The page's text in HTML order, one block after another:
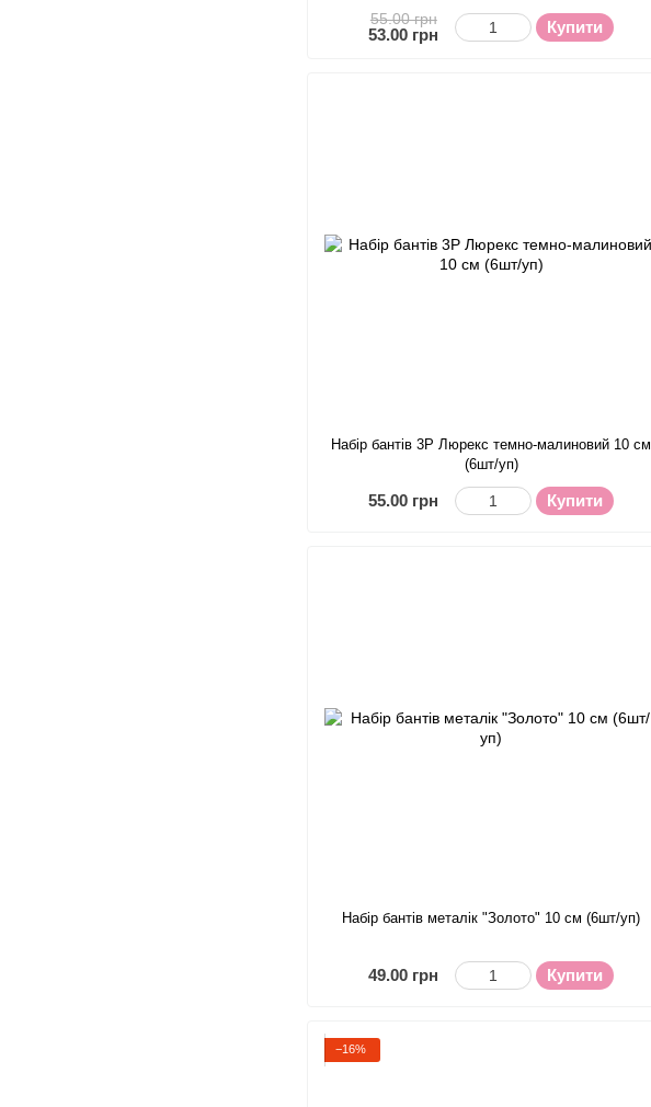
55.00 грн
53.00 грн Купити
Набір бантів 3Р Люрекс темно-малиновий 10 см
(6шт/уп)
55.00 грн Купити
Набір бантів металік "Золото" 10 см (6шт/уп)
49.00 грн Купити
−16%